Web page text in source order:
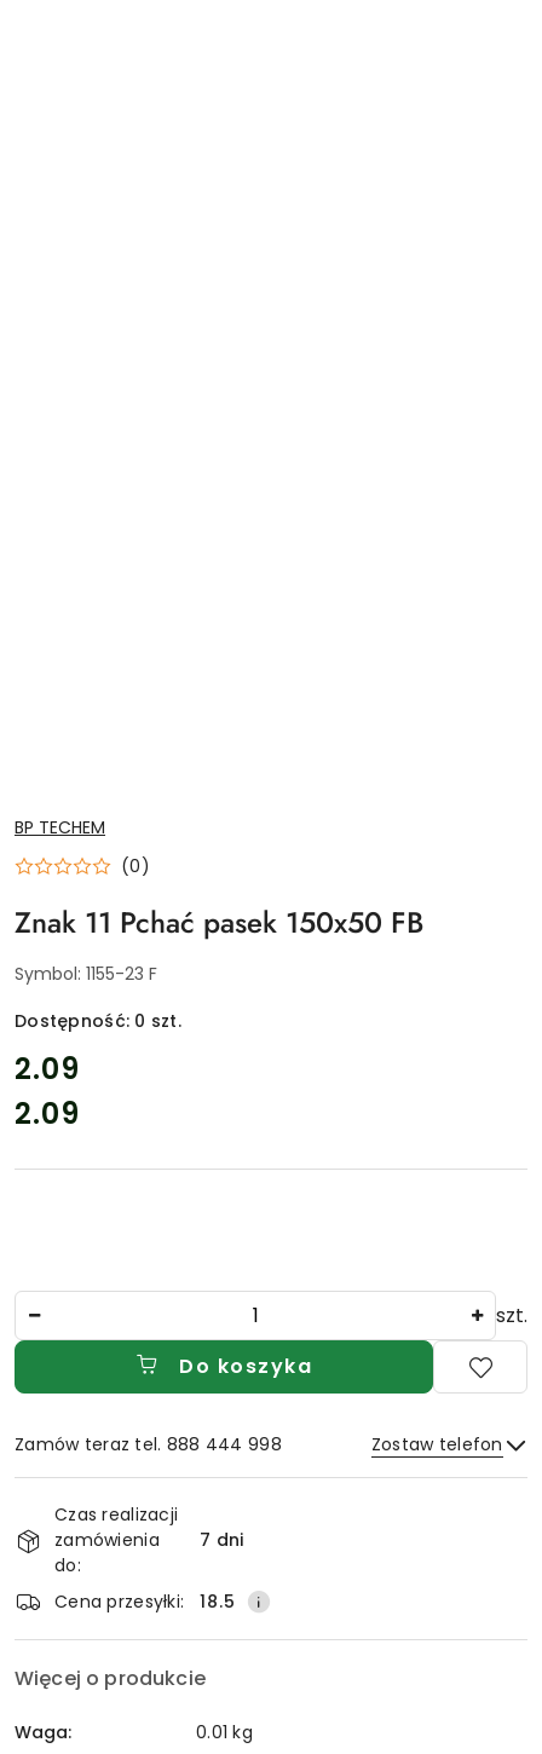
NAZWA
PRODUCENTA:
BP TECHEM
(0)
Znak 11 Pchać pasek 150x50 FB
Symbol: 1155-23 F
Dostępność: 0 szt.
cena:
2.09
Cena:
2.09
szt.
Do koszyka
Zamów teraz tel. 888 444 998 Zostaw telefon
Wyślij
i
dostawa
Czas realizacji
zamówienia
do:
7 dni
Cena przesyłki: 18.5
Więcej o produkcie
Waga: 0.01 kg